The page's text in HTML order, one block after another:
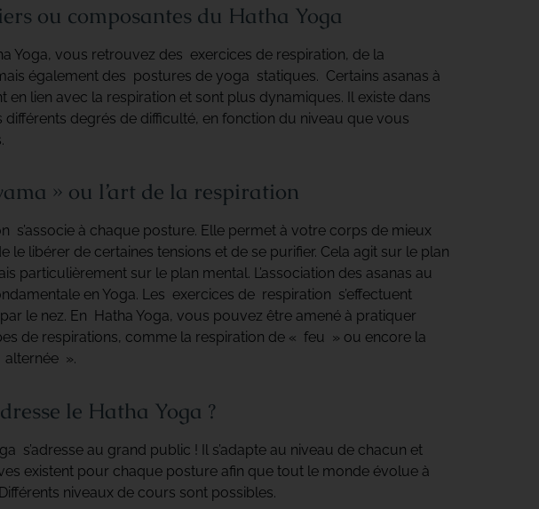
ou composantes du Hatha Yoga
Yoga, vous retrouvez des exercices de respiration, de la
également des postures de yoga statiques. Certains asanas à
en lien avec la respiration et sont plus dynamiques. Il existe dans
différents degrés de difficulté, en fonction du niveau que vous
» ou l’art de la respiration
s’associe à chaque posture. Elle permet à votre corps de mieux
le libérer de certaines tensions et de se purifier. Cela agit sur le plan
particulièrement sur le plan mental. L’association des asanas au
en Yoga. Les exercices de respiration s’effectuent
le nez. En Hatha Yoga, vous pouvez être amené à pratiquer
de respirations, comme la respiration de « feu » ou encore la
alternée ».
le Hatha Yoga ?
s’adresse au grand public ! Il s’adapte au niveau de chacun et
existent pour chaque posture afin que tout le monde évolue à
niveaux de cours sont possibles.